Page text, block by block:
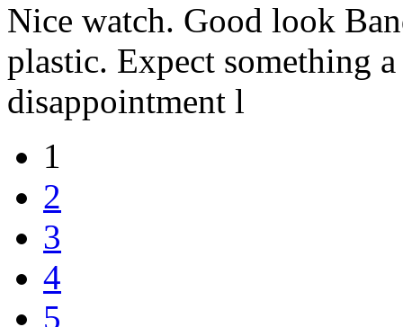
Nice watch. Good look
plastic. Expect something
disappointment l
1
2
3
4
5